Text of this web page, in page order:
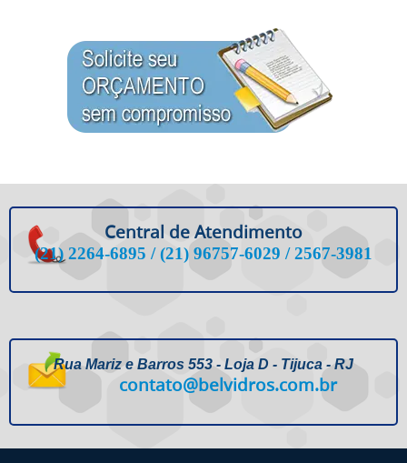
Central de Atendimento
(21) 2264-6895 / (21) 96757-6029 / 2567-3981
Rua Mariz e Barros 553 - Loja D - Tijuca - RJ
contato@belvidros.com.br